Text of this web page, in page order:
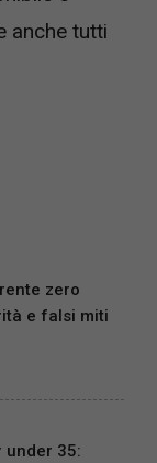
anche tutti
zero
e falsi miti
under 35: